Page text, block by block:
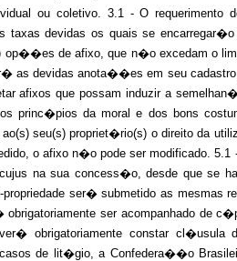
ou coletivo. 3.1 - O requerimento
taxas devidas os quais se
op��es de afixo, que n�o excedam o
as devidas anota��es em seu
afixos que possam induzir a
princ�pios da moral e dos bons
ao(s) seu(s) propriet�rio(s) o direito da
o afixo n�o pode ser modificado.
na sua concess�o, desde que se
ser� submetido as mesmas
obrigatoriamente ser acompanhado de
obrigatoriamente constar cl�usula
de lit�gio, a Confedera��o